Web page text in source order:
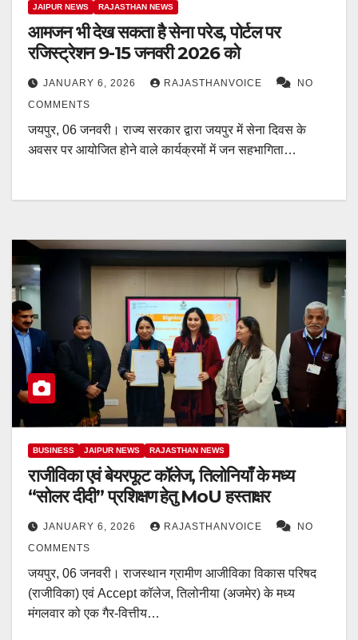
JAIPUR NEWS RAJASTHAN NEWS
आमजन भी देख सकता है सेना परेड, पोर्टल पर
रजिस्ट्रेशन 9-15 जनवरी 2026 को
JANUARY 6, 2026 RAJASTHANVOICE
NO
COMMENTS
जयपुर, 06 जनवरी। राज्य सरकार द्वारा जयपुर में सेना दिवस के
अवसर पर आयोजित होने वाले कार्यक्रमों में जन सहभागिता…
BUSINESS JAIPUR NEWS RAJASTHAN NEWS
राजीविका एवं बेयरफूट कॉलेज, तिलोनियाँ के मध्य
“सोलर दीदी” प्रशिक्षण हेतु MoU हस्ताक्षर
JANUARY 6, 2026 RAJASTHANVOICE
NO
COMMENTS
जयपुर, 06 जनवरी। राजस्थान ग्रामीण आजीविका विकास परिषद
(राजीविका) एवं Accept कॉलेज, तिलोनीया (अजमेर) के मध्य
मंगलवार को एक गैर-वित्तीय…